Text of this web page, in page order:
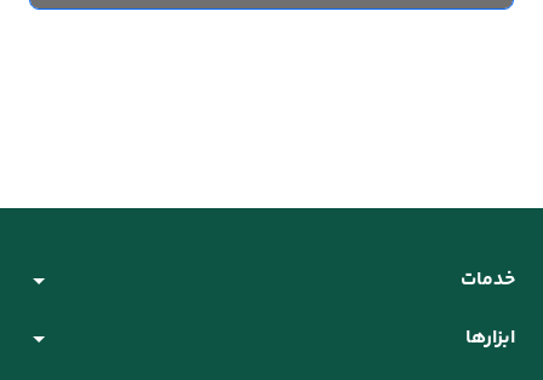
خدمات
ابزارها